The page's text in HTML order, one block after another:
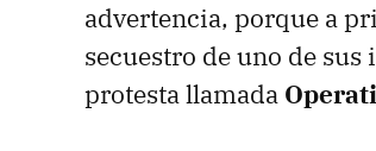
advertencia, porque a
secuestro de uno de
protesta llamada